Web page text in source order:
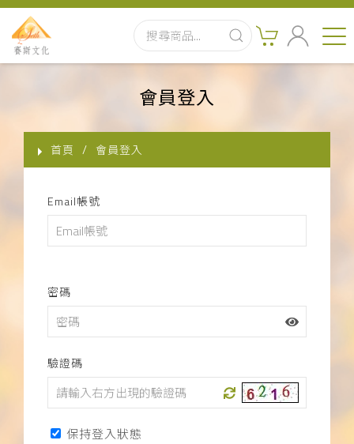
實體出版品
影音書
常見問題
會員登入
首頁 會員登入
Email帳號
密碼
驗證碼
保持登入狀態